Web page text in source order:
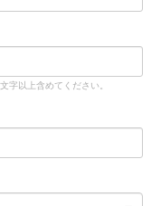
字以上含めてください。